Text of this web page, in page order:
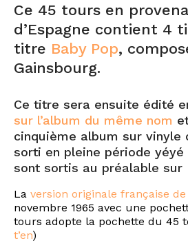
Ce 45 tours en
d’Espagne contient 4
titre Baby Pop,
Gainsbourg.
Ce titre sera ensuite édité
sur l’album du même nom
cinquième album sur vinyle
sorti en pleine période yéyé
sont sortis au préalable sur
La version originale française de
novembre 1965 avec une
tours adopte la pochette du 45
t’en)